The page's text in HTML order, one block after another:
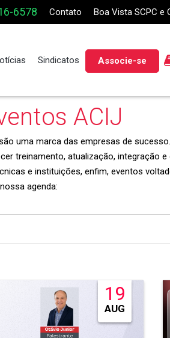
6578 Contato Boa Vista SCPC e
Sindicatos Associe-se
ACIJ
uma marca das empresas de
treinamento, atualização, integração e
e instituições, enfim, eventos
agenda:
19
AUG